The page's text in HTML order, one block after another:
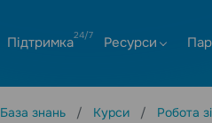
Підтримка Ресурси
База знань Курси Робота